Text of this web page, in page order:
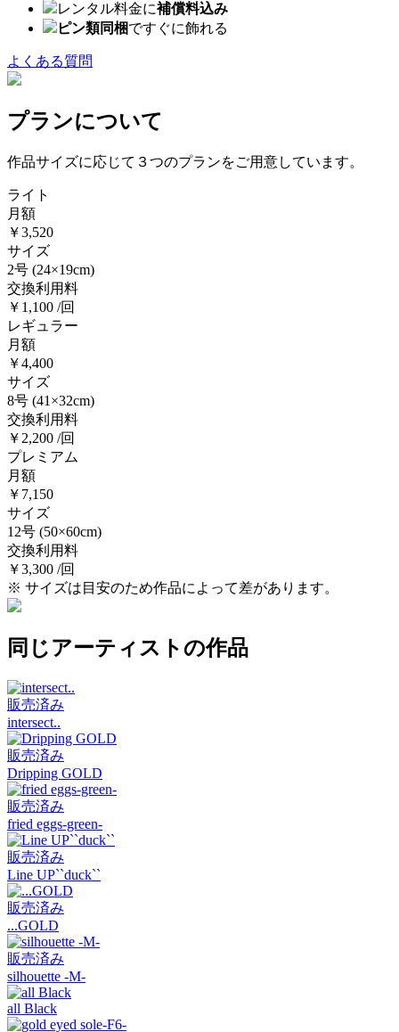
レンタル料金に補償料込み
ピン類同梱ですぐに飾れる
よくある質問
プランについて
作品サイズに応じて３つのプランをご用意しています。
ライト
月額
￥3,520
サイズ
2号 (24×19cm)
交換利用料
￥1,100 /回
レギュラー
月額
￥4,400
サイズ
8号 (41×32cm)
交換利用料
￥2,200 /回
プレミアム
月額
￥7,150
サイズ
12号 (50×60cm)
交換利用料
￥3,300 /回
※ サイズは目安のため作品によって差があります。
同じアーティストの作品
販売済み
intersect..
販売済み
Dripping GOLD
販売済み
fried eggs-green-
販売済み
Line UP``duck``
販売済み
...GOLD
販売済み
silhouette -M-
all Black